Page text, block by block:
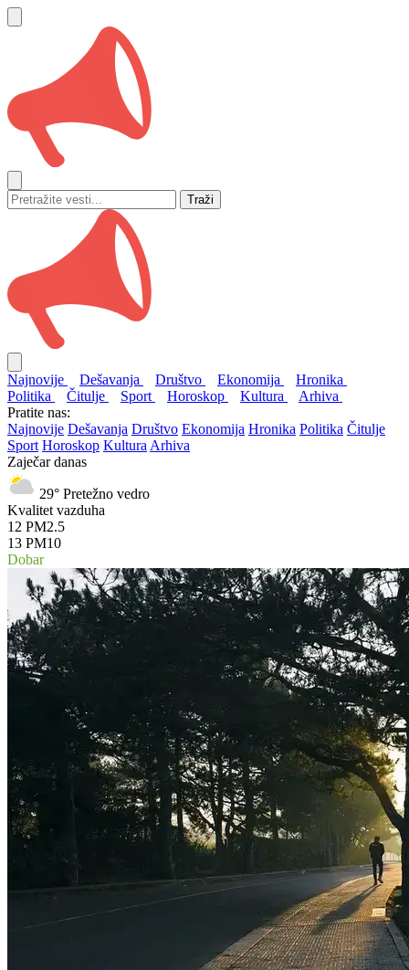
Traži
Najnovije Dešavanja Društvo Ekonomija
Hronika
Politika
Čitulje Sport Horoskop Kultura
Arhiva
Pratite nas:
Najnovije Dešavanja Društvo Ekonomija Hronika Politika Čitulje
Sport Horoskop Kultura Arhiva
Zaječar danas
29° Pretežno vedro
Kvalitet vazduha
12 PM2.5
13 PM10
Dobar